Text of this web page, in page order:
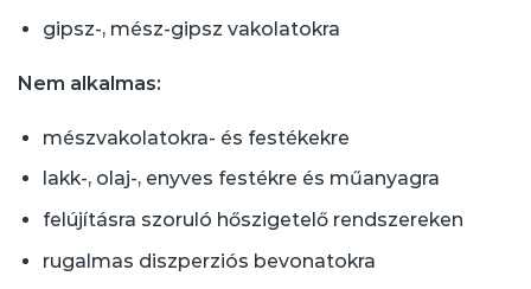
gipsz-, mész-gipsz vakolatokra
Nem alkalmas:
mészvakolatokra- és festékekre
lakk-, olaj-, enyves festékre és műanyagra
felújításra szoruló hőszigetelő rendszereken
rugalmas diszperziós bevonatokra